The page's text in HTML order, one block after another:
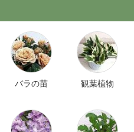
バラの苗 観葉植物